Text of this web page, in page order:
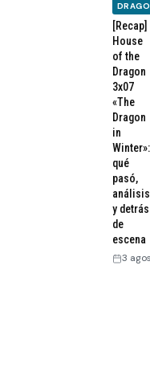
[Recap]
House
of the
Dragon
3x07
«The
Dragon
in
Winter»:
qué
pasó,
análisis
y detrás
de
escena
3